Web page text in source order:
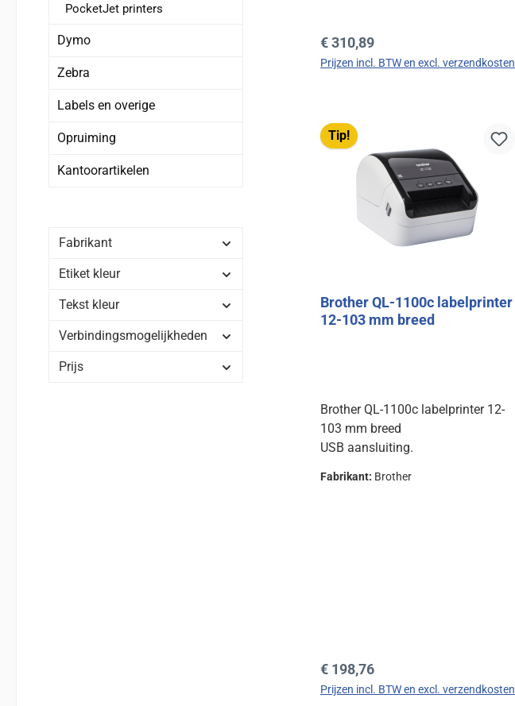
PocketJet printers
Dymo
Zebra
Labels en overige
Opruiming
Kantoorartikelen
Fabrikant
Etiket kleur
Tekst kleur
Verbindingsmogelijkheden
Prijs
Normale prijs:
€ 310,89
Prijzen incl. BTW en excl. verzendkosten
Tip!
Brother QL-1100c labelprinter
12-103 mm breed
Brother QL-1100c labelprinter 12-
103 mm breed
USB aansluiting.
Fabrikant: Brother
Normale prijs:
€ 198,76
Prijzen incl. BTW en excl. verzendkosten